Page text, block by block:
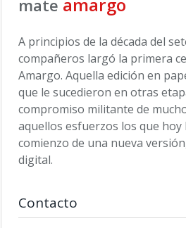
mate
A principios de la década del
compañeros largó la primera
Amargo. Aquella edición en
que le sucedieron en otras
compromiso militante de
aquellos esfuerzos los que hoy
comienzo de una nueva
digital.
Contacto